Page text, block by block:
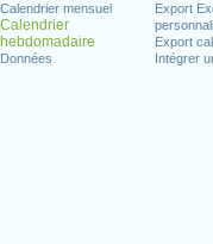
Calendrier mensuel
Calendrier
hebdomadaire
Données
Export
Export
Intégrer